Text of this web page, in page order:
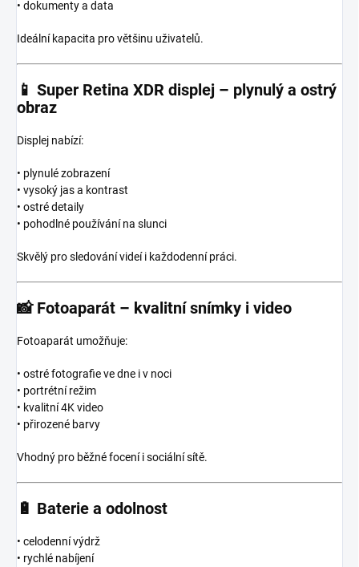
• dokumenty a data
Ideální kapacita pro většinu uživatelů.
📱 Super Retina XDR displej – plynulý a ostrý
obraz
Displej nabízí:
• plynulé zobrazení
• vysoký jas a kontrast
• ostré detaily
• pohodlné používání na slunci
Skvělý pro sledování videí i každodenní práci.
📸 Fotoaparát – kvalitní snímky i video
Fotoaparát umožňuje:
• ostré fotografie ve dne i v noci
• portrétní režim
• kvalitní 4K video
• přirozené barvy
Vhodný pro běžné focení i sociální sítě.
🔋 Baterie a odolnost
• celodenní výdrž
• rychlé nabíjení